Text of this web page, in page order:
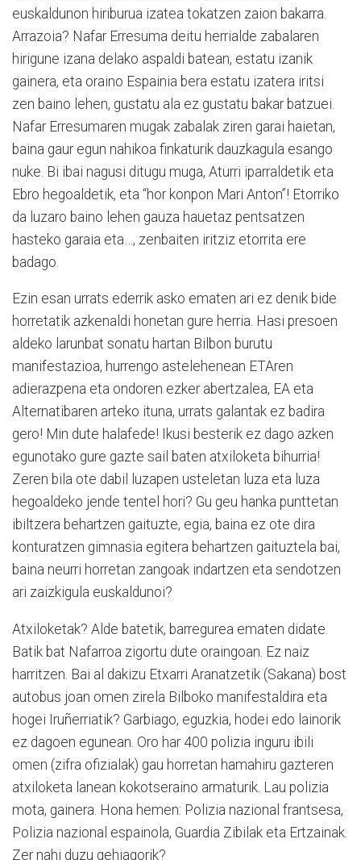
euskaldunon hiriburua izatea tokatzen zaion bakarra.
Arrazoia? Nafar Erresuma deitu herrialde zabalaren
hirigune izana delako aspaldi batean, estatu izanik
gainera, eta oraino Espainia bera estatu izatera iritsi
zen baino lehen, gustatu ala ez gustatu bakar batzuei.
Nafar Erresumaren mugak zabalak ziren garai haietan,
baina gaur egun nahikoa finkaturik dauzkagula esango
nuke. Bi ibai nagusi ditugu muga, Aturri iparraldetik eta
Ebro hegoaldetik, eta “hor konpon Mari Anton”! Etorriko
da luzaro baino lehen gauza hauetaz pentsatzen
hasteko garaia eta…, zenbaiten iritziz etorrita ere
badago.
Ezin esan urrats ederrik asko ematen ari ez denik bide
horretatik azkenaldi honetan gure herria. Hasi presoen
aldeko larunbat sonatu hartan Bilbon burutu
manifestazioa, hurrengo astelehenean ETAren
adierazpena eta ondoren ezker abertzalea, EA eta
Alternatibaren arteko ituna, urrats galantak ez badira
gero! Min dute halafede! Ikusi besterik ez dago azken
egunotako gure gazte sail baten atxiloketa bihurria!
Zeren bila ote dabil luzapen usteletan luza eta luza
hegoaldeko jende tentel hori? Gu geu hanka punttetan
ibiltzera behartzen gaituzte, egia, baina ez ote dira
konturatzen gimnasia egitera behartzen gaituztela bai,
baina neurri horretan zangoak indartzen eta sendotzen
ari zaizkigula euskaldunoi?
Atxiloketak? Alde batetik, barregurea ematen didate.
Batik bat Nafarroa zigortu dute oraingoan. Ez naiz
harritzen. Bai al dakizu Etxarri Aranatzetik (Sakana) bost
autobus joan omen zirela Bilboko manifestaldira eta
hogei Iruñerriatik? Garbiago, eguzkia, hodei edo lainorik
ez dagoen egunean. Oro har 400 polizia inguru ibili
omen (zifra ofizialak) gau horretan hamahiru gazteren
atxiloketa lanean kokotseraino armaturik. Lau polizia
mota, gainera. Hona hemen: Polizia nazional frantsesa,
Polizia nazional espainola, Guardia Zibilak eta Ertzainak.
Zer nahi duzu gehiagorik?